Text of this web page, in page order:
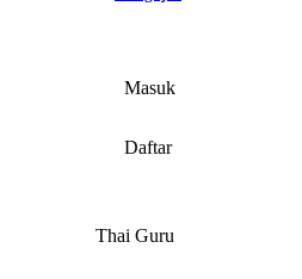
Masuk
Daftar
Thai Guru